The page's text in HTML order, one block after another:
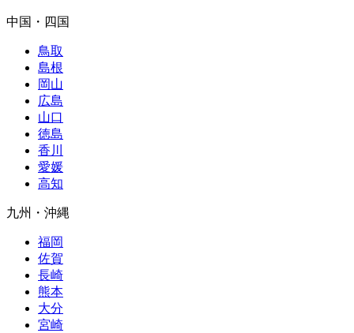
中国・四国
鳥取
島根
岡山
広島
山口
徳島
香川
愛媛
高知
九州・沖縄
福岡
佐賀
長崎
熊本
大分
宮崎